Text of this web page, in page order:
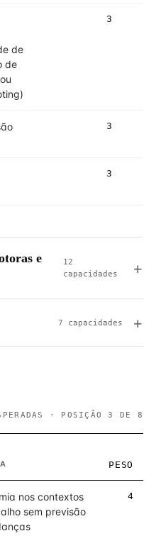
de
de
3
3
3
e
12
capacidades
7 capacidades
· POSIÇÃO 3 DE 8
PESO
nos contextos
sem previsão
4